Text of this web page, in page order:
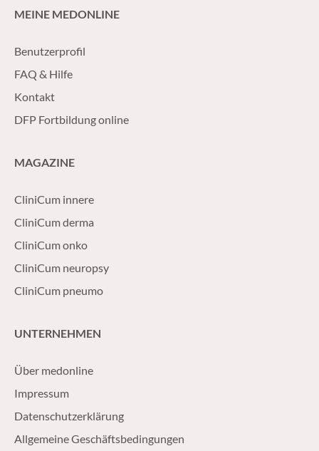
MEINE MEDONLINE
Benutzerprofil
FAQ & Hilfe
Kontakt
DFP Fortbildung online
MAGAZINE
CliniCum innere
CliniCum derma
CliniCum onko
CliniCum neuropsy
CliniCum pneumo
UNTERNEHMEN
Über medonline
Impressum
Datenschutzerklärung
Allgemeine Geschäftsbedingungen